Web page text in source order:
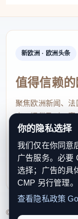
系着侨乡与南洋
览，不少人读懂
能仅凭族谱触摸
侨批，恰好补上
“长”出了血肉。
记者了解到
批”的收集。“‘
往来中不可或缺
与家族叙事。”
中，回批的数量
新欧洲 · 欧洲头条
值得信赖
聚焦欧洲新闻、
点，提供及时、
速了解欧洲动态。
服务支持、版权
利通知
© 2026 新欧洲·欧洲
你的隐私选择
我们仅在你同意
广告服务。必要
选择；广告的具
CMP 另行管理。
查看隐私政策